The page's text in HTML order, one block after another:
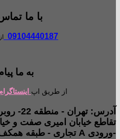
با ما
09104440187
به ما
از طریق اپ
آدرس:
تقاطع خیابان امیری صفت و
-ورودی A تجاری - طبقه همکف - جنب داروخانه - واحد B2